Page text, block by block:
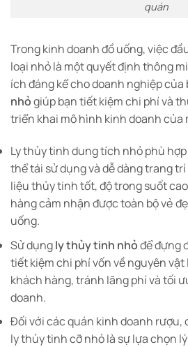
quán
Trong kinh doanh đồ uống, việc
loại nhỏ là một quyết định thông
ích đáng kể cho doanh nghiệp của
nhỏgiúp bạn tiết kiệm chi phí và
triển khai mô hình kinh doanh của
Ly thủy tinh dung tích nhỏ phù
thể tái sử dụng và dễ dàng trang
liệu thủy tinh tốt, độ trong suốt
hàng cảm nhận được toàn bộ vẻ
uống.
Sử dụngly thủy tinh nhỏđể đựng
tiết kiệm chi phí vốn về nguyên
khách hàng, tránh lãng phí và tối
doanh.
Đối với các quán kinh doanh rượu,
ly thủy tinh cỡ nhỏ là sự lựa chọn